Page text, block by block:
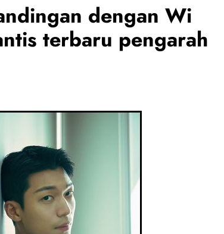
dengan Wi
terbaru pengarah